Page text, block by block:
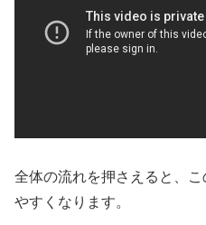
全体の流れを押さえると、
やすくなります。